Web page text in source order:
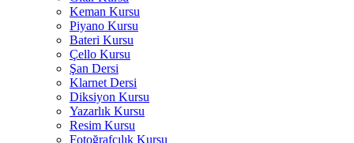
Keman Kursu
Piyano Kursu
Bateri Kursu
Çello Kursu
Şan Dersi
Klarnet Dersi
Diksiyon Kursu
Yazarlık Kursu
Resim Kursu
Fotoğrafçılık Kursu